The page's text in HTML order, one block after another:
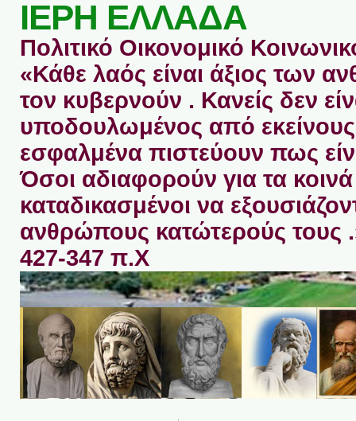
ΙΕΡΗ ΕΛΛΑΔΑ
Πολιτικό Οικονομικό
«Κάθε λαός είναι άξιος των
τον κυβερνούν . Κανείς δεν
υποδουλωμένος από
εσφαλμένα πιστεύουν πως
Όσοι αδιαφορούν για τα κοινά
καταδικασμένοι να
ανθρώπους κατώτερούς τους
427-347 π.Χ